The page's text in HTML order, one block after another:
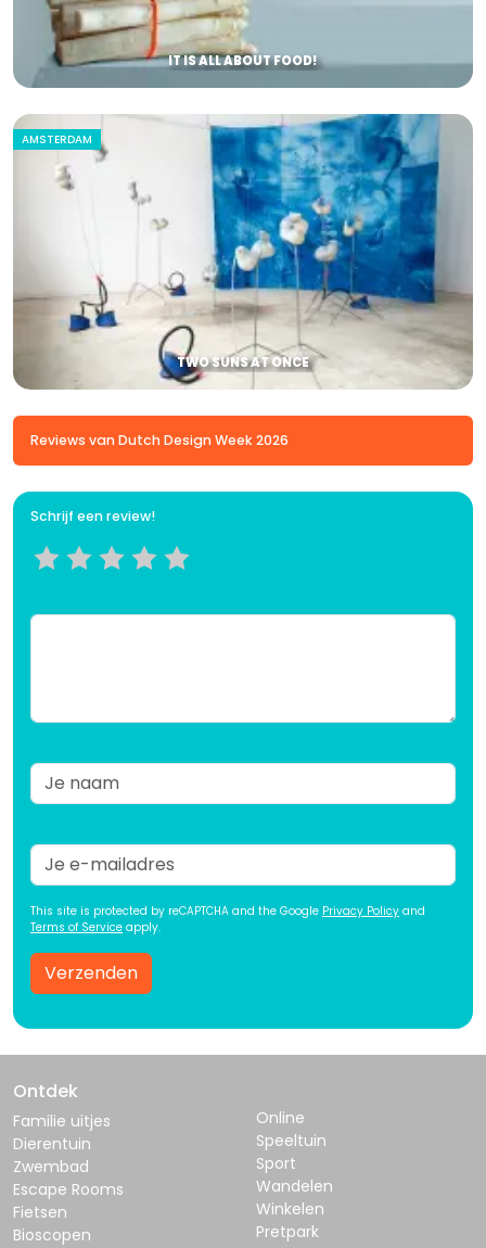
IT IS ALL ABOUT FOOD!
AMSTERDAM
TWO SUNS AT ONCE
Reviews van Dutch Design Week 2026
Schrijf een review!
This site is protected by reCAPTCHA and the Google Privacy Policy and
Terms of Service apply.
Verzenden
Ontdek
Familie uitjes
Dierentuin
Zwembad
Escape Rooms
Fietsen
Bioscopen
Online
Speeltuin
Sport
Wandelen
Winkelen
Pretpark